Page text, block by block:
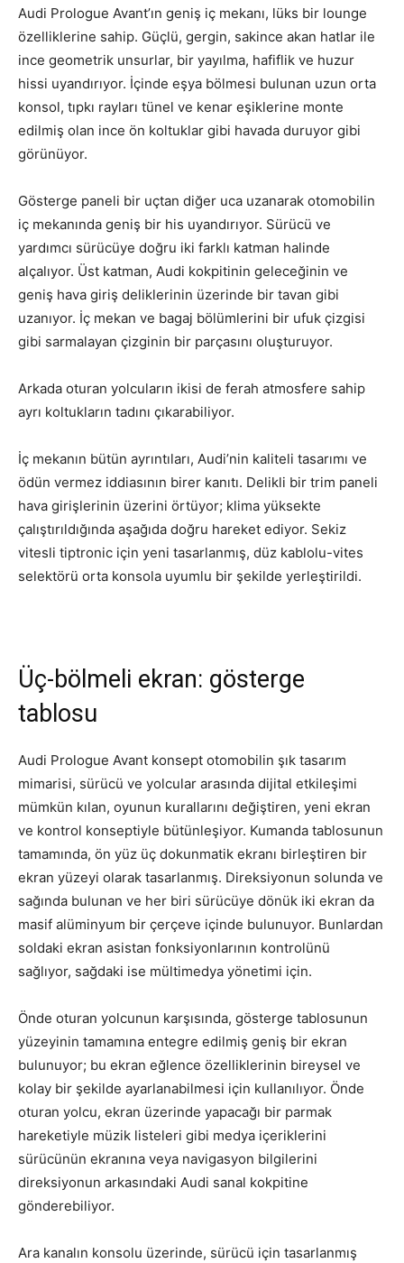
Audi Prologue Avant’ın geniş iç mekanı, lüks bir lounge
özelliklerine sahip. Güçlü, gergin, sakince akan hatlar ile
ince geometrik unsurlar, bir yayılma, hafiflik ve huzur
hissi uyandırıyor. İçinde eşya bölmesi bulunan uzun orta
konsol, tıpkı rayları tünel ve kenar eşiklerine monte
edilmiş olan ince ön koltuklar gibi havada duruyor gibi
görünüyor.
Gösterge paneli bir uçtan diğer uca uzanarak otomobilin
iç mekanında geniş bir his uyandırıyor. Sürücü ve
yardımcı sürücüye doğru iki farklı katman halinde
alçalıyor. Üst katman, Audi kokpitinin geleceğinin ve
geniş hava giriş deliklerinin üzerinde bir tavan gibi
uzanıyor. İç mekan ve bagaj bölümlerini bir ufuk çizgisi
gibi sarmalayan çizginin bir parçasını oluşturuyor.
Arkada oturan yolcuların ikisi de ferah atmosfere sahip
ayrı koltukların tadını çıkarabiliyor.
İç mekanın bütün ayrıntıları, Audi’nin kaliteli tasarımı ve
ödün vermez iddiasının birer kanıtı. Delikli bir trim paneli
hava girişlerinin üzerini örtüyor; klima yüksekte
çalıştırıldığında aşağıda doğru hareket ediyor. Sekiz
vitesli tiptronic için yeni tasarlanmış, düz kablolu-vites
selektörü orta konsola uyumlu bir şekilde yerleştirildi.
Üç-bölmeli ekran: gösterge
tablosu
Audi Prologue Avant konsept otomobilin şık tasarım
mimarisi, sürücü ve yolcular arasında dijital etkileşimi
mümkün kılan, oyunun kurallarını değiştiren, yeni ekran
ve kontrol konseptiyle bütünleşiyor. Kumanda tablosunun
tamamında, ön yüz üç dokunmatik ekranı birleştiren bir
ekran yüzeyi olarak tasarlanmış. Direksiyonun solunda ve
sağında bulunan ve her biri sürücüye dönük iki ekran da
masif alüminyum bir çerçeve içinde bulunuyor. Bunlardan
soldaki ekran asistan fonksiyonlarının kontrolünü
sağlıyor, sağdaki ise mültimedya yönetimi için.
Önde oturan yolcunun karşısında, gösterge tablosunun
yüzeyinin tamamına entegre edilmiş geniş bir ekran
bulunuyor; bu ekran eğlence özelliklerinin bireysel ve
kolay bir şekilde ayarlanabilmesi için kullanılıyor. Önde
oturan yolcu, ekran üzerinde yapacağı bir parmak
hareketiyle müzik listeleri gibi medya içeriklerini
sürücünün ekranına veya navigasyon bilgilerini
direksiyonun arkasındaki Audi sanal kokpitine
gönderebiliyor.
Ara kanalın konsolu üzerinde, sürücü için tasarlanmış